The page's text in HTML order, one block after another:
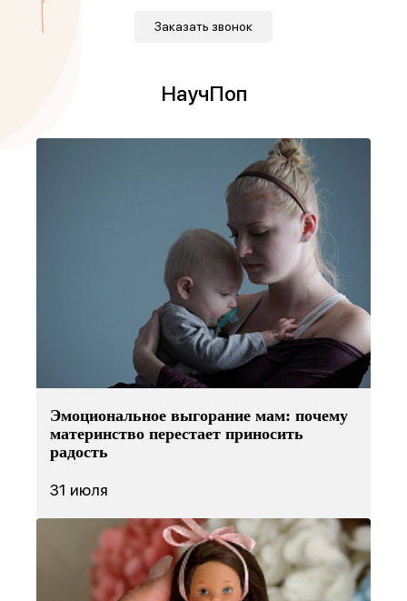
Заказать звонок
НаучПоп
Эмоциональное выгорание мам: почему
материнство перестает приносить
радость
31 июля